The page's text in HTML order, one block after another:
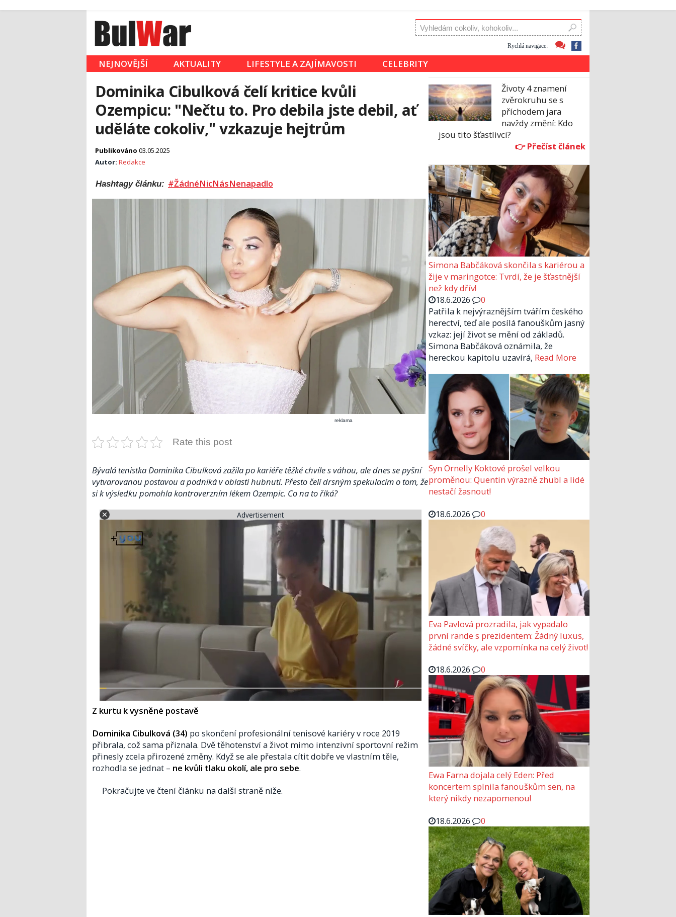
Rychlá navigace:
NEJNOVĚJŠÍ AKTUALITY LIFESTYLE A ZAJÍMAVOSTI CELEBRITY
Dominika Cibulková čelí kritice kvůli
Ozempicu: "Nečtu to. Pro debila jste debil, ať
uděláte cokoliv," vzkazuje hejtrům
Publikováno 03.05.2025
Autor: Redakce
Hashtagy článku: #ŽádnéNicNásNenapadlo
reklama
Rate this post
Bývalá tenistka Dominika Cibulková zažila po kariéře těžké chvíle s váhou, ale dnes se pyšní
vytvarovanou postavou a podniká v oblasti hubnutí. Přesto čelí drsným spekulacím o tom, že
si k výsledku pomohla kontroverzním lékem Ozempic. Co na to říká?
Advertisement
Z kurtu k vysněné postavě
Dominika Cibulková (34) po skončení profesionální tenisové kariéry v roce 2019
přibrala, což sama přiznala. Dvě těhotenství a život mimo intenzivní sportovní režim
přinesly zcela přirozené změny. Když se ale přestala cítit dobře ve vlastním těle,
rozhodla se jednat – ne kvůli tlaku okolí, ale pro sebe.
Pokračujte ve čtení článku na další straně níže.
Životy 4 znamení
zvěrokruhu se s
příchodem jara
navždy změní: Kdo
jsou tito šťastlivci?
Simona Babčáková skončila s kariérou a
žije v maringotce: Tvrdí, že je šťastnější
než kdy dřív!
18.6.2026
0
Patřila k nejvýraznějším tvářím českého
herectví, teď ale posílá fanouškům jasný
vzkaz: její život se mění od základů.
Simona Babčáková oznámila, že
hereckou kapitolu uzavírá, Read More
Syn Ornelly Koktové prošel velkou
proměnou: Quentin výrazně zhubl a lidé
nestačí žasnout!
18.6.2026
0
Eva Pavlová prozradila, jak vypadalo
první rande s prezidentem: Žádný luxus,
žádné svíčky, ale vzpomínka na celý život!
18.6.2026
0
Ewa Farna dojala celý Eden: Před
koncertem splnila fanouškům sen, na
který nikdy nezapomenou!
18.6.2026
0